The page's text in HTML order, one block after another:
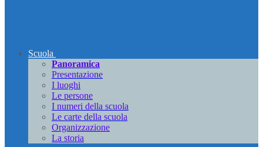
Scuola
Panoramica
Presentazione
I luoghi
Le persone
I numeri della scuola
Le carte della scuola
Organizzazione
La storia